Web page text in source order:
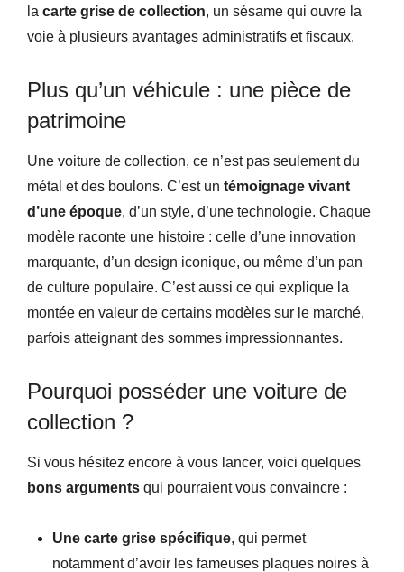
la carte grise de collection, un sésame qui ouvre la
voie à plusieurs avantages administratifs et fiscaux.
Plus qu’un véhicule : une pièce de
patrimoine
Une voiture de collection, ce n’est pas seulement du
métal et des boulons. C’est un témoignage vivant
d’une époque, d’un style, d’une technologie. Chaque
modèle raconte une histoire : celle d’une innovation
marquante, d’un design iconique, ou même d’un pan
de culture populaire. C’est aussi ce qui explique la
montée en valeur de certains modèles sur le marché,
parfois atteignant des sommes impressionnantes.
Pourquoi posséder une voiture de
collection ?
Si vous hésitez encore à vous lancer, voici quelques
bons arguments qui pourraient vous convaincre :
Une carte grise spécifique, qui permet
notamment d’avoir les fameuses plaques noires à